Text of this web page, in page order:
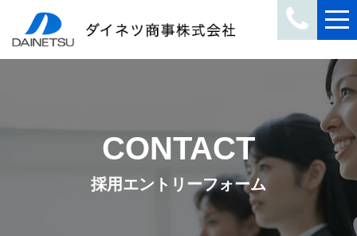
CONTACT
採用エントリーフォーム